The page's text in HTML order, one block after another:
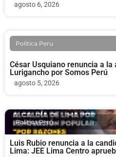
agosto 6, 2026
Politica Peru
César Usquiano renuncia a
Lurigancho por Somos Perú
agosto 5, 2026
Politica Peru
Luis Rubio renuncia a la
Lima: JEE Lima Centro